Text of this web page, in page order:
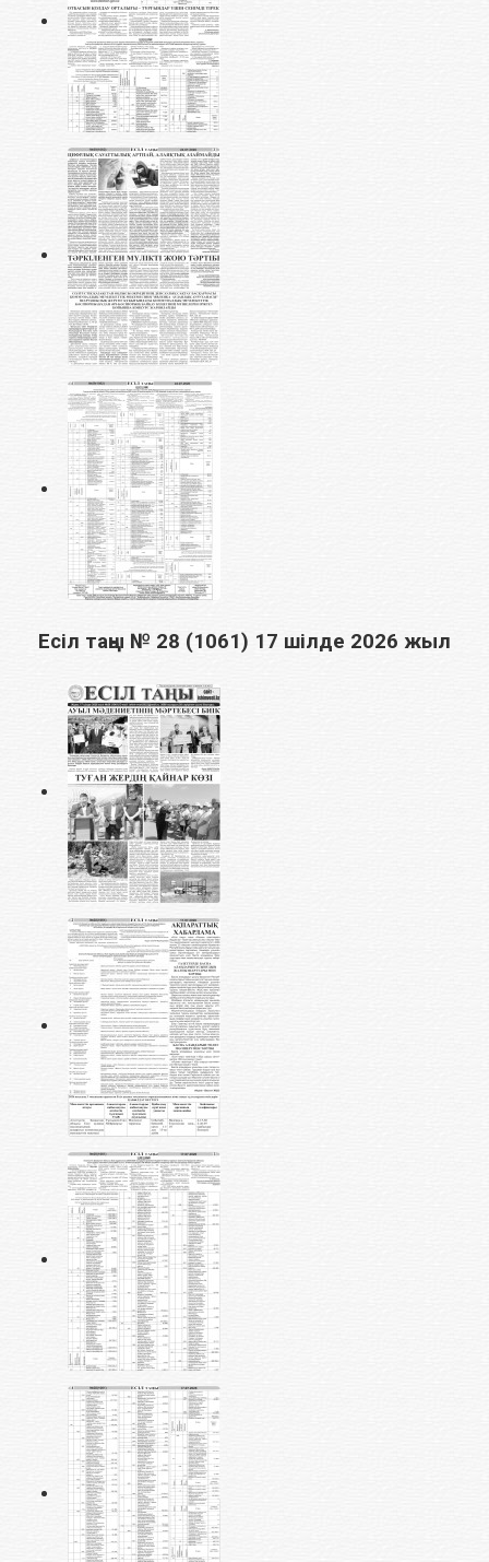
Есіл таңы № 28 (1061) 17 шілде 2026 жыл